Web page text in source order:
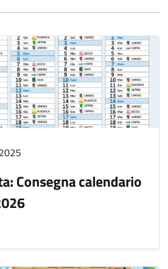
Consegna calendario